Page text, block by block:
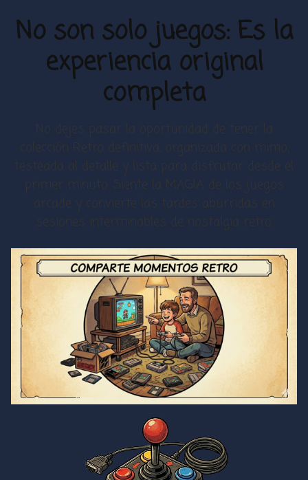
No son solo juegos: Es la
experiencia original
completa